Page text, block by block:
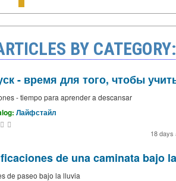
BY
- время для того, чтобы
- tiempo para aprender a descansar
Лайфстайл
18
de una caminata bajo
de paseo bajo la lluvia